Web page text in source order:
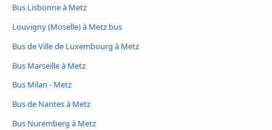
Bus Lisbonne à Metz
Louvigny (Moselle) à Metz bus
Bus de Ville de Luxembourg à Metz
Bus Marseille à Metz
Bus Milan - Metz
Bus de Nantes à Metz
Bus Nuremberg à Metz